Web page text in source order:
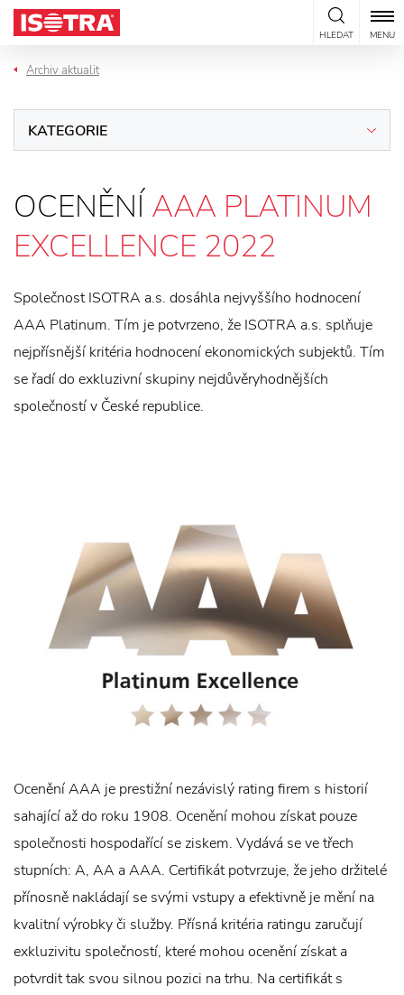
Přeskočit na obsah
HLEDAT MENU
Archiv aktualit
KATEGORIE
OCENĚNÍ AAA PLATINUM
EXCELLENCE 2022
Společnost ISOTRA a.s. dosáhla nejvyššího hodnocení
AAA Platinum. Tím je potvrzeno, že ISOTRA a.s. splňuje
nejpřísnější kritéria hodnocení ekonomických subjektů. Tím
se řadí do exkluzivní skupiny nejdůvěryhodnějších
společností v České republice.
Ocenění AAA je prestižní nezávislý rating firem s historií
sahající až do roku 1908. Ocenění mohou získat pouze
společnosti hospodařící se ziskem. Vydává se ve třech
stupních: A, AA a AAA. Certifikát potvrzuje, že jeho držitelé
přínosně nakládají se svými vstupy a efektivně je mění na
kvalitní výrobky či služby. Přísná kritéria ratingu zaručují
exkluzivitu společností, které mohou ocenění získat a
potvrdit tak svou silnou pozici na trhu. Na certifikát s